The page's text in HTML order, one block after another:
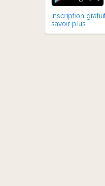
Inscription
savoir plus